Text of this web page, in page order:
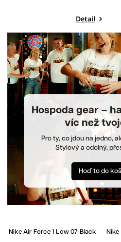
Detail
Hospoda gear –
víc než
Pro ty, co jdou na jedno,
Stylový a odolný,
Hoď to do
Nike Air Force 1 Low 07 Black Nike